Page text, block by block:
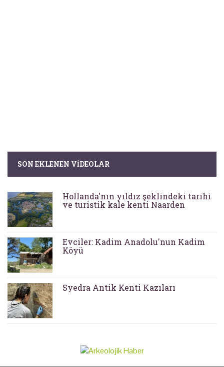
SON EKLENEN VIDEOLAR
Hollanda'nın yıldız şeklindeki tarihi
ve turistik kale kenti Naarden
Evciler: Kadim Anadolu'nun Kadim
Köyü
Syedra Antik Kenti Kazıları